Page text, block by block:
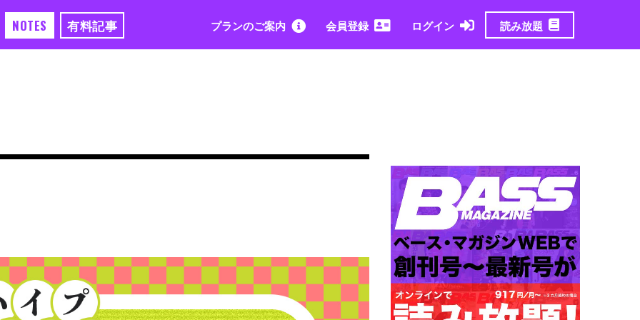
NOTES 有料記事 プランのご案内 会員登録 ログイン 読み放題